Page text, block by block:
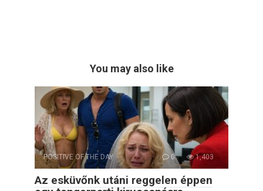
You may also like
POSITIVE OF THE DAY 0 1,403
Az esküvőnk utáni reggelen éppen